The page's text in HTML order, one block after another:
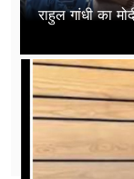
राहुल गांधी का